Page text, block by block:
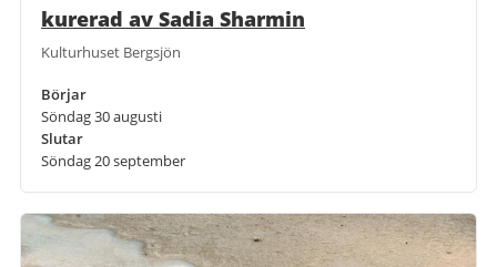
kurerad av Sadia Sharmin
Kulturhuset Bergsjön
Börjar
Söndag 30 augusti
Slutar
Söndag 20 september